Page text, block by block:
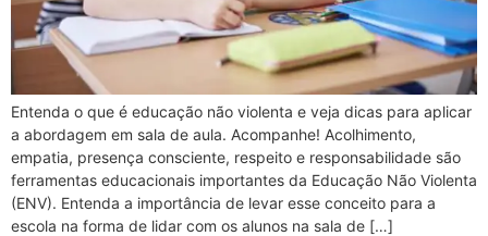
Entenda o que é educação não violenta e veja dicas para aplicar
a abordagem em sala de aula. Acompanhe! Acolhimento,
empatia, presença consciente, respeito e responsabilidade são
ferramentas educacionais importantes da Educação Não Violenta
(ENV). Entenda a importância de levar esse conceito para a
escola na forma de lidar com os alunos na sala de […]